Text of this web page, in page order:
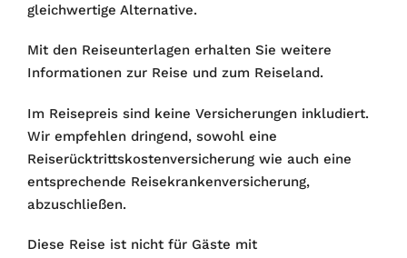
gleichwertige Alternative.
Mit den Reiseunterlagen erhalten Sie weitere
Informationen zur Reise und zum Reiseland.
Im Reisepreis sind keine Versicherungen inkludiert.
Wir empfehlen dringend, sowohl eine
Reiserücktrittskostenversicherung wie auch eine
entsprechende Reisekrankenversicherung,
abzuschließen.
Diese Reise ist nicht für Gäste mit